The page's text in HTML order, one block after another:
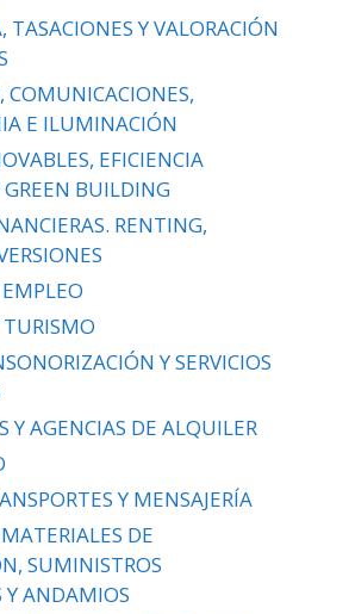
TASACIONES Y VALORACIÓN
COMUNICACIONES,
E ILUMINACIÓN
EFICIENCIA
GREEN BUILDING
RENTING,
TURISMO
Y SERVICIOS
Y AGENCIAS DE ALQUILER
Y MENSAJERÍA
DE
SUMINISTROS
Y ANDAMIOS